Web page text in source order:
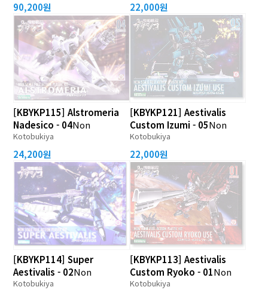
90,200원 22,000원
[KBYKP115] Alstromeria
Nadesico - 04Non
Kotobukiya
24,200원
[KBYKP121] Aestivalis
Custom Izumi - 05Non
Kotobukiya
22,000원
[KBYKP114] Super
Aestivalis - 02Non
Kotobukiya
[KBYKP113] Aestivalis
Custom Ryoko - 01Non
Kotobukiya